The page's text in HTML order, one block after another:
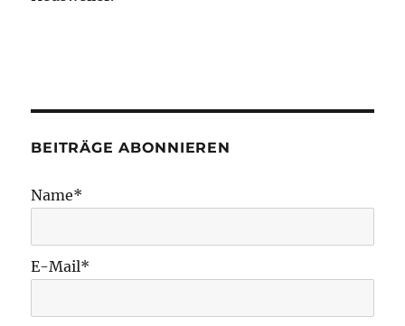
BEITRÄGE ABONNIEREN
Name*
E-Mail*